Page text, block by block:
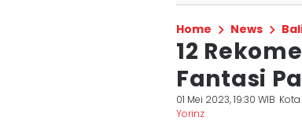
Home News
12
Fantasi
01 Mei 2023, 19:30 WIB
Yorinz